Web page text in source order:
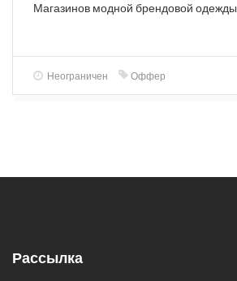
Магазинов модной брендовой одежды
Неограничен Оффер
Рассылка